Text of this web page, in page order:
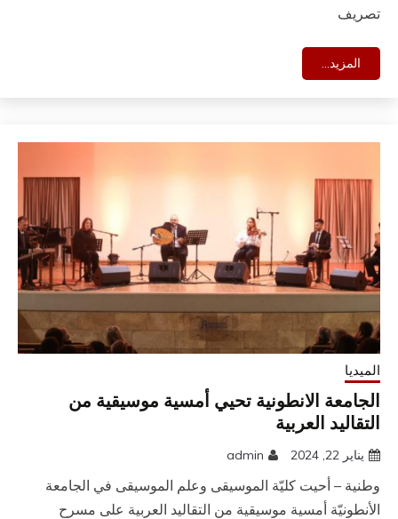
تصريف
المزيد...
الميديا
الجامعة الانطونية تحيي أمسية موسيقية من
التقاليد العربية
يناير 22, 2024 admin
وطنية – أحيت كليّة الموسيقى وعلم الموسيقى في الجامعة
الأنطونيّة أمسية موسيقية من التقاليد العربية على مسرح